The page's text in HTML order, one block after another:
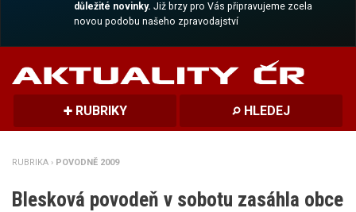
důležité novinky.Již brzy pro Vás připravujeme zcela
novou podobu našeho zpravodajství
MAGAZÍN
DALŠÍ
REGION
RUBRIKY HLEDEJ
RUBRIKA › POVODNĚ 2009
Blesková povodeň v sobotu zasáhla obce